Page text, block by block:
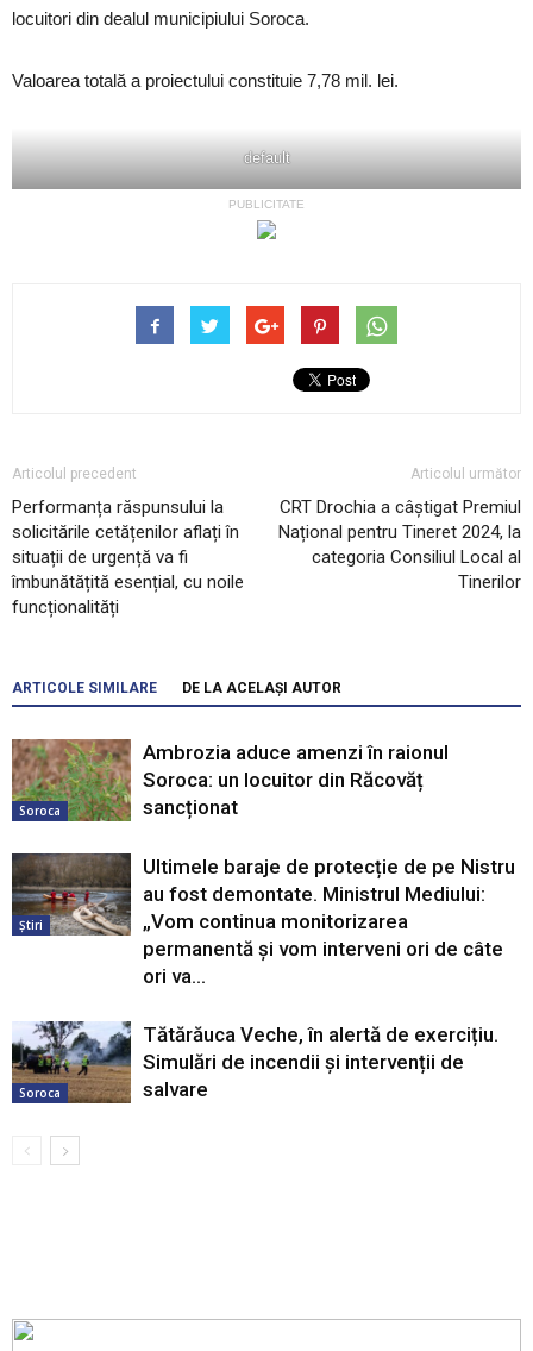
locuitori din dealul municipiului Soroca.
Valoarea totală a proiectului constituie 7,78 mil. lei.
default
PUBLICITATE
Articolul precedent
Performanța răspunsului la
solicitările cetățenilor aflați în
situații de urgență va fi
îmbunătățită esențial, cu noile
funcționalități
Articolul următor
CRT Drochia a câștigat Premiul
Național pentru Tineret 2024, la
categoria Consiliul Local al
Tinerilor
ARTICOLE SIMILARE DE LA ACELAȘI AUTOR
Soroca
Ambrozia aduce amenzi în raionul
Soroca: un locuitor din Răcovăț
sancționat
Știri
Ultimele baraje de protecție de pe Nistru
au fost demontate. Ministrul Mediului:
„Vom continua monitorizarea
permanentă și vom interveni ori de câte
ori va...
Soroca
Tătărăuca Veche, în alertă de exercițiu.
Simulări de incendii și intervenții de
salvare